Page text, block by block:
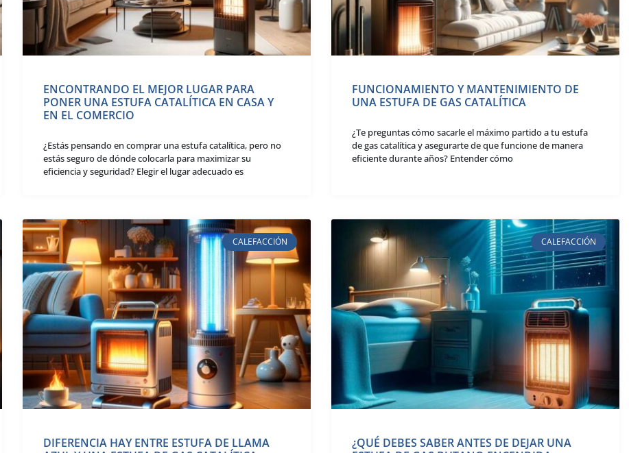
ENCONTRANDO EL MEJOR LUGAR PARA
PONER UNA ESTUFA CATALÍTICA EN CASA Y
EN EL COMERCIO
¿Estás pensando en comprar una estufa catalítica, pero no
estás seguro de dónde colocarla para maximizar su
eficiencia y seguridad? Elegir el lugar adecuado es
FUNCIONAMIENTO Y MANTENIMIENTO DE
UNA ESTUFA DE GAS CATALÍTICA
¿Te preguntas cómo sacarle el máximo partido a tu estufa
de gas catalítica y asegurarte de que funcione de manera
eficiente durante años? Entender cómo
CALEFACCIÓN
DIFERENCIA HAY ENTRE ESTUFA DE LLAMA
CALEFACCIÓN
¿QUÉ DEBES SABER ANTES DE DEJAR UNA